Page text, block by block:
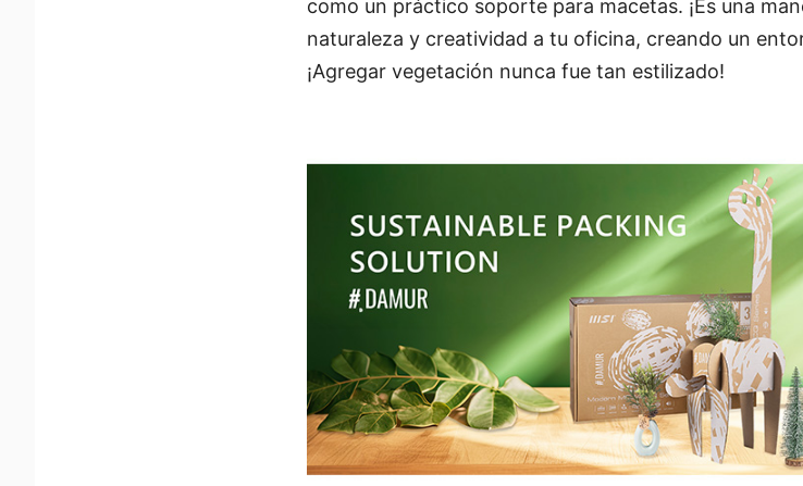
como un práctico soporte para macetas. ¡Es una
naturaleza y creatividad a tu oficina, creando un
¡Agregar vegetación nunca fue tan estilizado!